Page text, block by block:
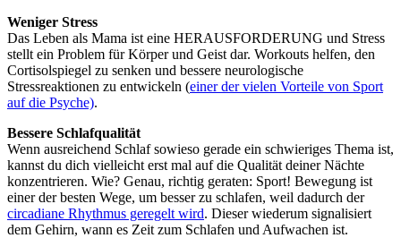
Weniger Stress
Das Leben als Mama ist eine HERAUSFORDERUNG und Stress
stellt ein Problem für Körper und Geist dar. Workouts helfen, den
Cortisolspiegel zu senken und bessere neurologische
Stressreaktionen zu entwickeln (einer der vielen Vorteile von Sport
auf die Psyche).
Bessere Schlafqualität
Wenn ausreichend Schlaf sowieso gerade ein schwieriges Thema ist,
kannst du dich vielleicht erst mal auf die Qualität deiner Nächte
konzentrieren. Wie? Genau, richtig geraten: Sport! Bewegung ist
einer der besten Wege, um besser zu schlafen, weil dadurch der
circadiane Rhythmus geregelt wird. Dieser wiederum signalisiert
dem Gehirn, wann es Zeit zum Schlafen und Aufwachen ist.